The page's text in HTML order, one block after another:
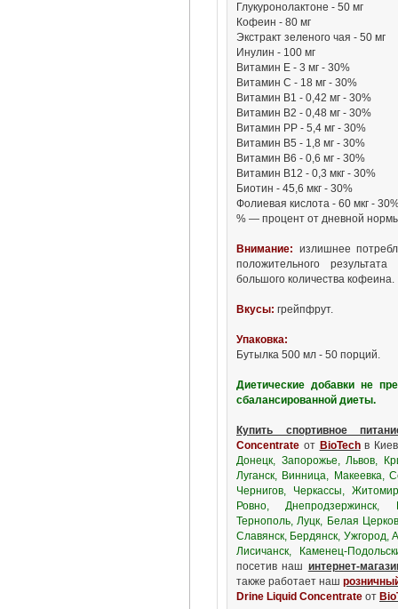
Глукуронолактоне - 50 мг
Кофеин - 80 мг
Экстракт зеленого чая - 50 мг
Инулин - 100 мг
Витамин Е - 3 мг - 30%
Витамин С - 18 мг - 30%
Витамин В1 - 0,42 мг - 30%
Витамин В2 - 0,48 мг - 30%
Витамин РР - 5,4 мг - 30%
Витамин В5 - 1,8 мг - 30%
Витамин В6 - 0,6 мг - 30%
Витамин В12 - 0,3 мкг - 30%
Биотин - 45,6 мкг - 30%
Фолиевая кислота - 60 мкг -
% — процент от дневной
Внимание: излишнее
положительного
большого количества кофеина.
Вкусы: грейпфрут.
Упаковка:
Бутылка 500 мл - 50 порций.
Диетические добавки не
сбалансированной диеты.
Купить спортивное
Concentrate от BioTechв
Донецк, Запорожье, Львов,
Луганск, Винница, Макеевка,
Чернигов, Черкассы,
Ровно, Днепродзержинск,
Тернополь, Луцк, Белая
Славянск, Бердянск, Ужгород,
Лисичанск, Каменец-
посетив наш интернет-
также работает наш
Drine Liquid Concentrate от